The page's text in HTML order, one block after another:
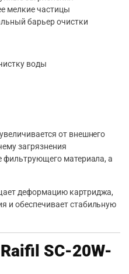
мелкие частицы
барьер очистки
воды
от внешнего
загрязнения
фильтрующего материала, а
деформацию картриджа,
и обеспечивает стабильную
SC-20W-